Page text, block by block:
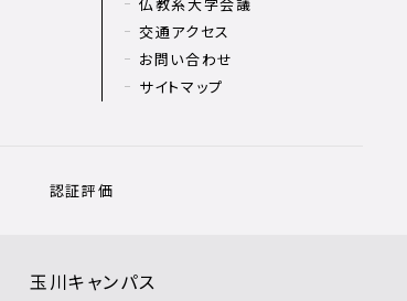
交通アクセス
お問い合わせ
サイトマップ
認証評価
玉川キャンパス